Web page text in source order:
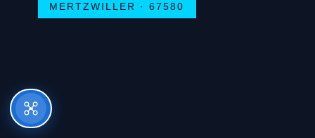
MERTZWILLER · 67580